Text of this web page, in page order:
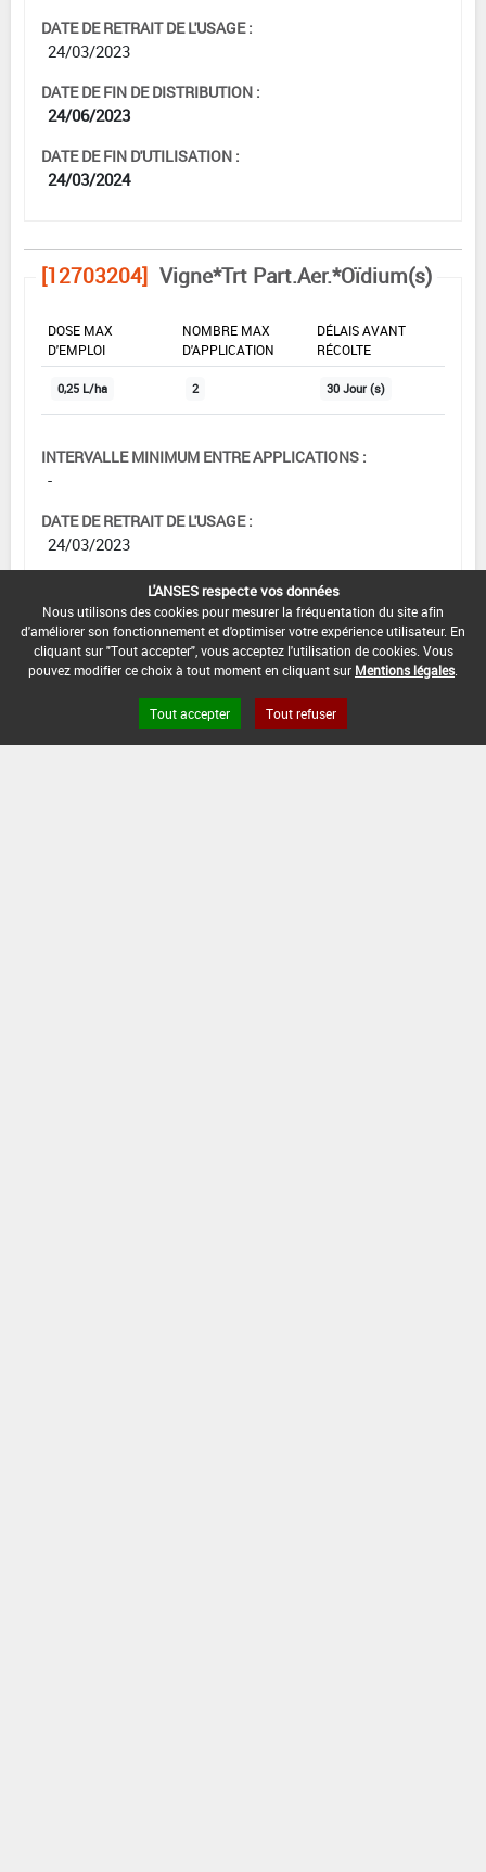
DATE DE RETRAIT DE L'USAGE :
24/03/2023
DATE DE FIN DE DISTRIBUTION :
24/06/2023
DATE DE FIN D'UTILISATION :
24/03/2024
[12703204] Vigne*Trt Part.Aer.*Oïdium(s)
DOSE MAX
D'EMPLOI
NOMBRE MAX
D'APPLICATION
DÉLAIS AVANT
RÉCOLTE
0,25 L/ha 2 30 Jour (s)
INTERVALLE MINIMUM ENTRE APPLICATIONS :
-
DATE DE RETRAIT DE L'USAGE :
24/03/2023
DATE DE FIN DE DISTRIBUTION :
24/06/2023
DATE DE FIN D'UTILISATION :
24/03/2024
L'ANSES respecte vos données
Nous utilisons des cookies pour mesurer la fréquentation du site afin
d'améliorer son fonctionnement et d'optimiser votre expérience utilisateur. En
cliquant sur "Tout accepter", vous acceptez l'utilisation de cookies. Vous
pouvez modifier ce choix à tout moment en cliquant sur Mentions légales
Tout accepter Tout refuser